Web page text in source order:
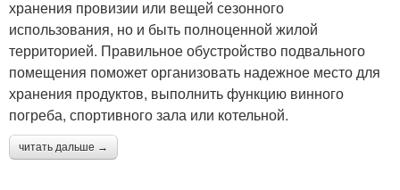
хранения провизии или вещей сезонного
использования, но и быть полноценной жилой
территорией. Правильное обустройство подвального
помещения поможет организовать надежное место для
хранения продуктов, выполнить функцию винного
погреба, спортивного зала или котельной.
читать дальше →